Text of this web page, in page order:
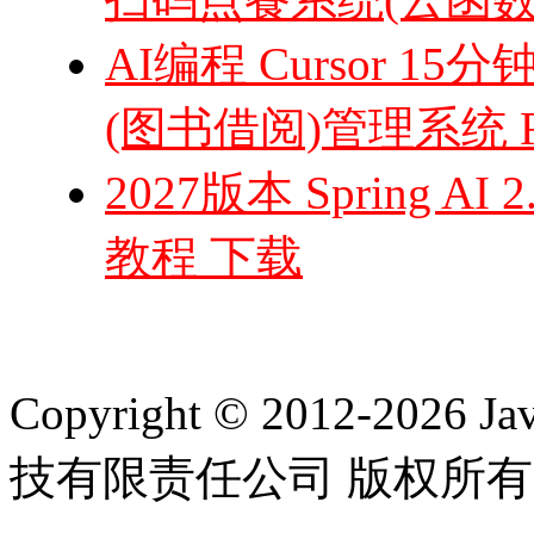
AI编程 Cursor 15分
(图书借阅)管理系统
2027版本 Spring AI
教程 下载
Copyright © 2012-2026
技有限责任公司 版权所有